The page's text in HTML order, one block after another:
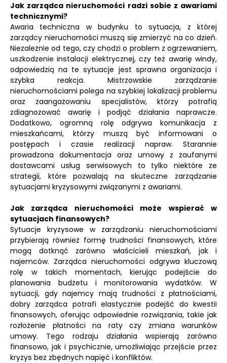
Jak zarządca nieruchomości radzi sobie z awariami
technicznymi?
Awaria techniczna w budynku to sytuacja, z której
zarządcy nieruchomości muszą się zmierzyć na co dzień.
Niezależnie od tego, czy chodzi o problem z ogrzewaniem,
uszkodzenie instalacji elektrycznej, czy też awarię windy,
odpowiedzią na te sytuacje jest sprawna organizacja i
szybka reakcja. Mistrzowskie zarządzanie
nieruchomościami polega na szybkiej lokalizacji problemu
oraz zaangażowaniu specjalistów, którzy potrafią
zdiagnozować awarię i podjąć działania naprawcze.
Dodatkowo, ogromną rolę odgrywa komunikacja z
mieszkańcami, którzy muszą być informowani o
postępach i czasie realizacji napraw. Starannie
prowadzona dokumentacja oraz umowy z zaufanymi
dostawcami usług serwisowych to tylko niektóre ze
strategii, które pozwalają na skuteczne zarządzanie
sytuacjami kryzysowymi związanymi z awariami.
Jak zarządca nieruchomości może wspierać w
sytuacjach finansowych?
Sytuacje kryzysowe w zarządzaniu nieruchomościami
przybierają również formę trudności finansowych, które
mogą dotknąć zarówno właścicieli mieszkań, jak i
najemców. Zarządca nieruchomości odgrywa kluczową
rolę w takich momentach, kierując podejście do
planowania budżetu i monitorowania wydatków. W
sytuacji, gdy najemcy mają trudności z płatnościami,
dobry zarządca potrafi elastycznie podejść do kwestii
finansowych, oferując odpowiednie rozwiązania, takie jak
rozłożenie płatności na raty czy zmiana warunków
umowy. Tego rodzaju działania wspierają zarówno
finansowo, jak i psychicznie, umożliwiając przejście przez
kryzys bez zbędnych napięć i konfliktów.